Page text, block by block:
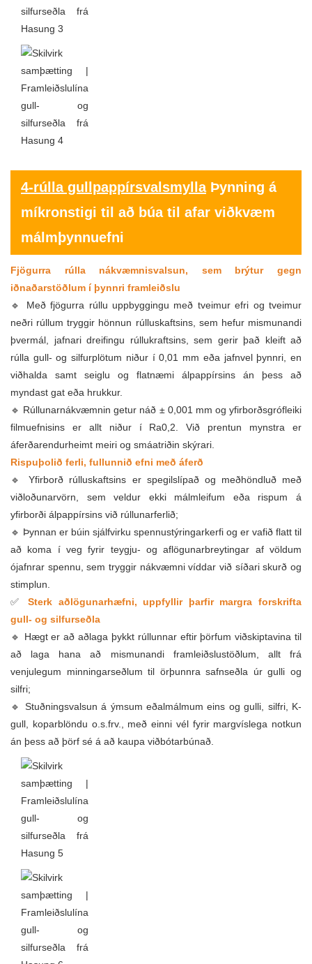
4-rúlla gullpappírsvalsmyllaÞynning á
míkronstigi til að búa til afar viðkvæm
málmþynnuefni
Fjögurra rúlla nákvæmnisvalsun, sem brýtur gegn
iðnaðarstöðlum í þynnri framleiðslu
🔹 Með fjögurra rúllu uppbyggingu með tveimur efri og tveimur
neðri rúllum tryggir hönnun rúlluskaftsins, sem hefur mismunandi
þvermál, jafnari dreifingu rúllukraftsins, sem gerir það kleift að
rúlla gull- og silfurplötum niður í 0,01 mm eða jafnvel þynnri, en
viðhalda samt seiglu og flatnæmi álpappírsins án þess að
myndast gat eða hrukkur.
🔹 Rúllunarnákvæmnin getur náð ± 0,001 mm og yfirborðsgrófleiki
filmuefnisins er allt niður í Ra0,2. Við prentun mynstra er
áferðarendurheimt meiri og smáatriðin skýrari.
Rispuþolið ferli, fullunnið efni með áferð
🔹 Yfirborð rúlluskaftsins er spegilslípað og meðhöndluð með
viðloðunarvörn, sem veldur ekki málmleifum eða rispum á
yfirborði álpappírsins við rúllunarferlið;
🔹 Þynnan er búin sjálfvirku spennustýringarkerfi og er vafið flatt til
að koma í veg fyrir teygju- og aflögunarbreytingar af völdum
ójafnrar spennu, sem tryggir nákvæmni víddar við síðari skurð og
stimplun.
✅Sterk aðlögunarhæfni, uppfyllir þarfir margra forskrifta
gull- og silfurseðla
🔹 Hægt er að aðlaga þykkt rúllunnar eftir þörfum viðskiptavina til
að laga hana að mismunandi framleiðslustöðlum, allt frá
venjulegum minningarseðlum til örþunnra safnseðla úr gulli og
silfri;
🔹 Stuðningsvalsun á ýmsum eðalmálmum eins og gulli, silfri, K-
gull, koparblöndu o.s.frv., með einni vél fyrir margvíslega notkun
án þess að þörf sé á að kaupa viðbótarbúnað.